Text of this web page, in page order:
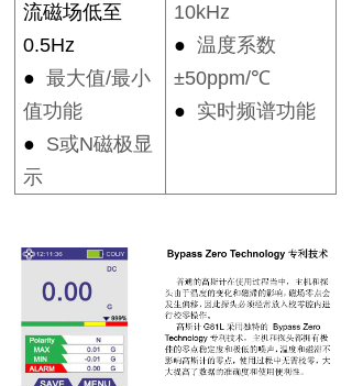
流磁场低至
0.5Hz
● 最大值/最小
值功能
● S或N磁极显
示
10kHz
● 温度系数
±50ppm/℃
● 实时频谱功能